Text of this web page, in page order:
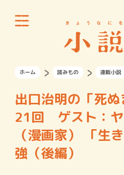
ホーム 読みもの 連載小説
出口治明の「死
21回 ゲスト：ヤ
（漫画家） 「生
強（後編）